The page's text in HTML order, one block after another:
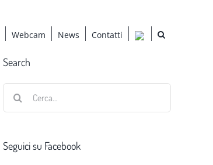
Webcam News Contatti
Search
Seguici su Facebook